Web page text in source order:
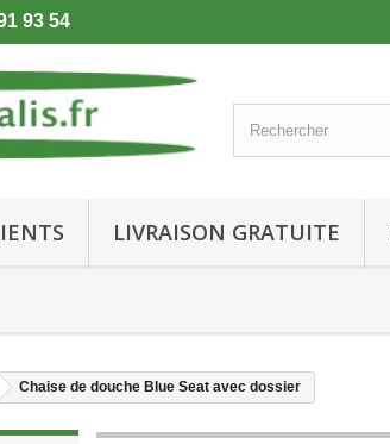
93 54
LIVRAISON GRATUITE
Chaise de douche Blue Seat avec dossier